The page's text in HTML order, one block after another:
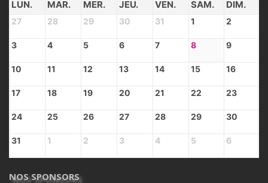
LUN. MAR. MER. JEU. VEN. SAM. DIM.
27 28 29 30 31 1 2
3 4 5 6 7 8 9
10 11 12 13 14 15 16
17 18 19 20 21 22 23
24 25 26 27 28 29 30
31 1 2 3 4 5 6
NOS SPONSORS